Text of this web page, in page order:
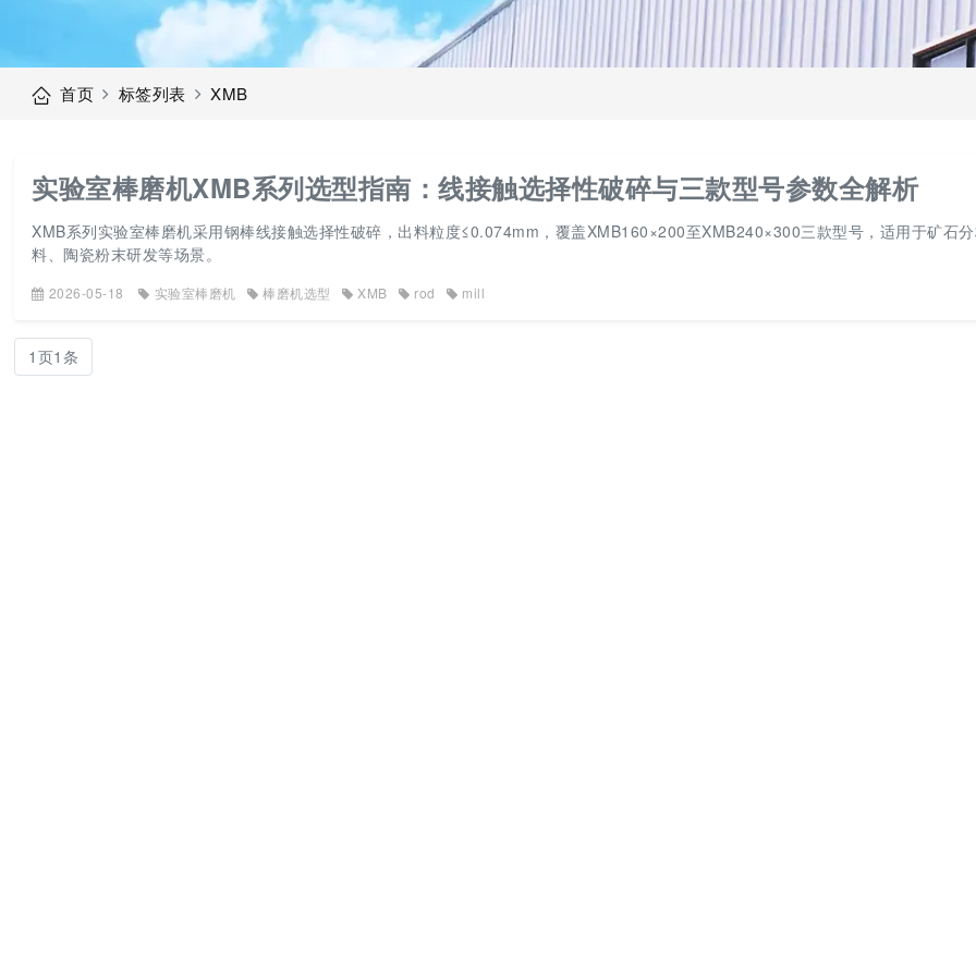
首页 标签列表 XMB
实验室棒磨机XMB系列选型指南：线接触选择性破碎与三款型号参数全解析
XMB系列实验室棒磨机采用钢棒线接触选择性破碎，出料粒度≤0.074mm，覆盖XMB160×200至XMB240×300三款型号，适用于矿石
料、陶瓷粉末研发等场景。
2026-05-18 实验室棒磨机 棒磨机选型 XMB rod mill
1页1条